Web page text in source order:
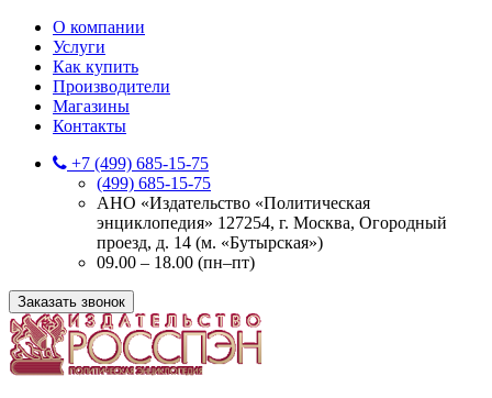
О компании
Услуги
Как купить
Производители
Магазины
Контакты
+7 (499) 685-15-75
(499) 685-15-75
АНО «Издательство «Политическая
энциклопедия» 127254, г. Москва, Огородный
проезд, д. 14 (м. «Бутырская»)
09.00 – 18.00 (пн–пт)
Заказать звонок